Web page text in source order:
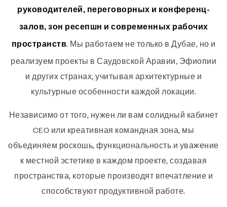
руководителей, переговорных и конференц-
залов, зон ресепшн и современных рабочих
пространств. Мы работаем не только в Дубае, но и
реализуем проекты в Саудовской Аравии, Эфиопии
и других странах, учитывая архитектурные и
культурные особенности каждой локации.
Независимо от того, нужен ли вам солидный кабинет
CEO или креативная командная зона, мы
объединяем роскошь, функциональность и уважение
к местной эстетике в каждом проекте, создавая
пространства, которые производят впечатление и
способствуют продуктивной работе.